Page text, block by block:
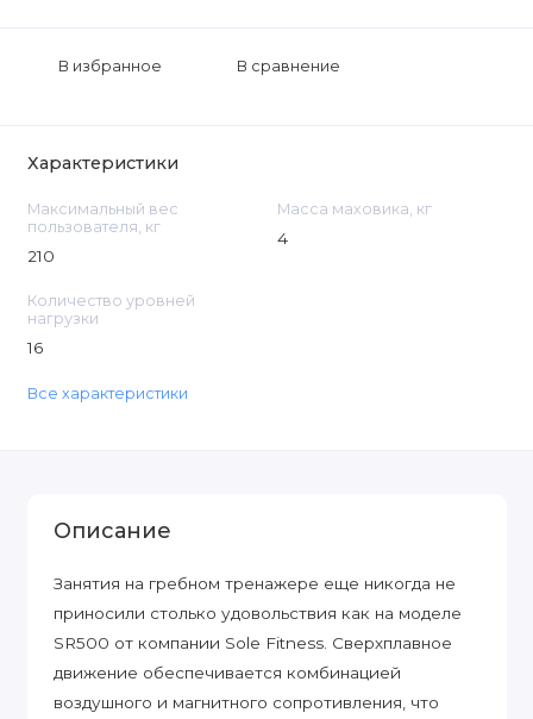
В избранное В сравнение
Характеристики
Максимальный вес
пользователя, кг
210
Масса маховика, кг
4
Количество уровней
нагрузки
16
Все характеристики
Описание
Занятия на гребном тренажере еще никогда не
приносили столько удовольствия как на моделе
SR500 от компании Sole Fitness. Сверхплавное
движение обеспечивается комбинацией
воздушного и магнитного сопротивления, что